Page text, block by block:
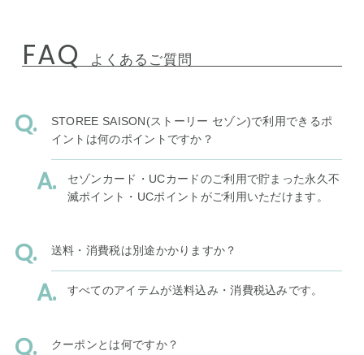
FAQ よくあるご質問
STOREE SAISON(ストーリー セゾン)で利用できるポ
イントは何のポイントですか？
セゾンカード・UCカードのご利用で貯まった永久不
滅ポイント・UCポイントがご利用いただけます。
送料・消費税は別途かかりますか？
すべてのアイテムが送料込み・消費税込みです。
クーポンとは何ですか？